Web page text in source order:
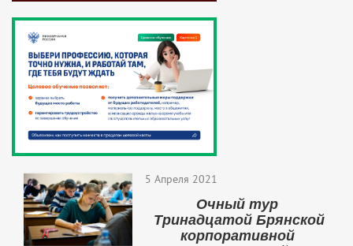
5 Апреля 2021
Очный тур
Тринадцатой Брянской
корпоративной